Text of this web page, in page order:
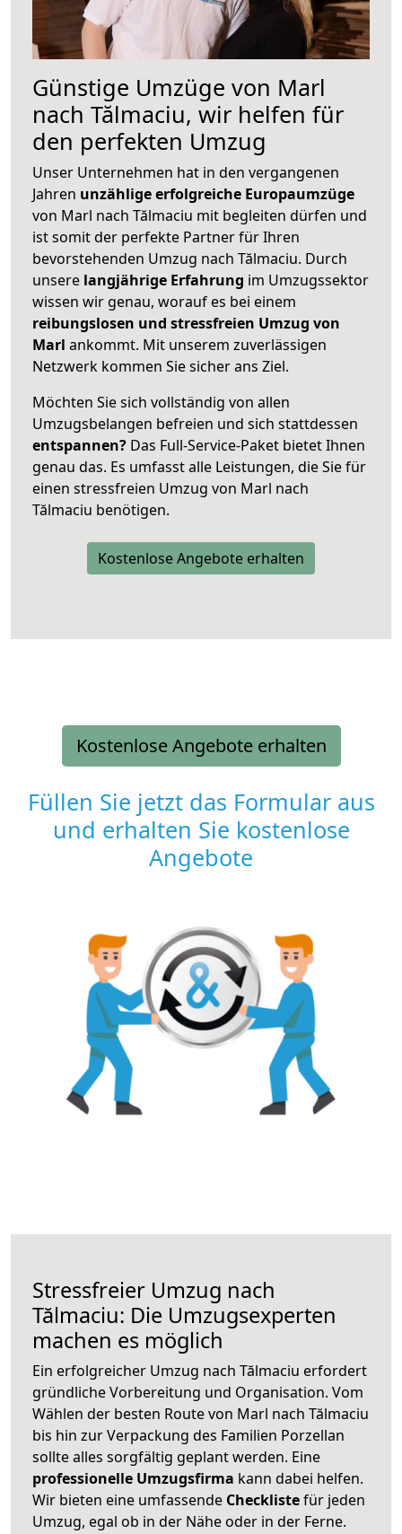
Günstige Umzüge von Marl
nach Tălmaciu, wir helfen für
den perfekten Umzug
Unser Unternehmen hat in den vergangenen
Jahren unzählige erfolgreiche Europaumzüge
von Marl nach Tălmaciu mit begleiten dürfen und
ist somit der perfekte Partner für Ihren
bevorstehenden Umzug nach Tălmaciu. Durch
unsere langjährige Erfahrung im Umzugssektor
wissen wir genau, worauf es bei einem
reibungslosen und stressfreien Umzug von
Marl ankommt. Mit unserem zuverlässigen
Netzwerk kommen Sie sicher ans Ziel.
Möchten Sie sich vollständig von allen
Umzugsbelangen befreien und sich stattdessen
entspannen? Das Full-Service-Paket bietet Ihnen
genau das. Es umfasst alle Leistungen, die Sie für
einen stressfreien Umzug von Marl nach
Tălmaciu benötigen.
Kostenlose Angebote erhalten
Kostenlose Angebote erhalten
Füllen Sie jetzt das Formular aus
und erhalten Sie kostenlose
Angebote
Stressfreier Umzug nach
Tălmaciu: Die Umzugsexperten
machen es möglich
Ein erfolgreicher Umzug nach Tălmaciu erfordert
gründliche Vorbereitung und Organisation. Vom
Wählen der besten Route von Marl nach Tălmaciu
bis hin zur Verpackung des Familien Porzellan
sollte alles sorgfältig geplant werden. Eine
professionelle Umzugsfirma kann dabei helfen.
Wir bieten eine umfassende Checklistefür jeden
Umzug, egal ob in der Nähe oder in der Ferne.